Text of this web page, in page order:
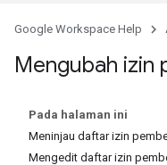
Google Workspace Help
Mengubah izin
Pada halaman ini
Meninjau daftar izin
Mengedit daftar izin